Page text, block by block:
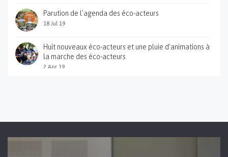
Parution de l'agenda des éco-acteurs
18 Jul 19
Huit nouveaux éco-acteurs et une pluie d'animations à
la marche des éco-acteurs
2 Apr 19